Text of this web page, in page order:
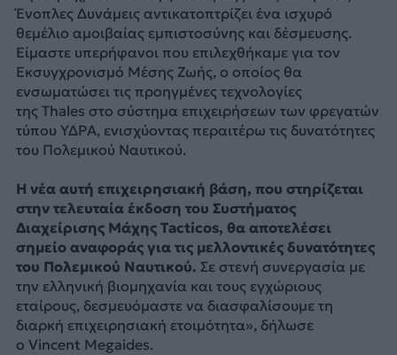
Ένοπλες Δυνάμεις αντικατοπτρίζει ένα ισχυρό
θεμέλιο αμοιβαίας εμπιστοσύνης και δέσμευσης.
Είμαστε υπερήφανοι που επιλεχθήκαμε για τον
Εκσυγχρονισμό Μέσης Ζωής, ο οποίος θα
ενσωματώσει τις προηγμένες τεχνολογίες
της Thales στο σύστημα επιχειρήσεων των φρεγατών
τύπου ΥΔΡΑ, ενισχύοντας περαιτέρω τις δυνατότητες
του Πολεμικού Ναυτικού.
Η νέα αυτή επιχειρησιακή βάση, που στηρίζεται
στην τελευταία έκδοση του Συστήματος
Διαχείρισης Μάχης Tacticos, θα αποτελέσει
σημείο αναφοράς για τις μελλοντικές δυνατότητες
του Πολεμικού Ναυτικού. Σε στενή συνεργασία με
την ελληνική βιομηχανία και τους εγχώριους
εταίρους, δεσμευόμαστε να διασφαλίσουμε τη
διαρκή επιχειρησιακή ετοιμότητα», δήλωσε
ο Vincent Megaides.